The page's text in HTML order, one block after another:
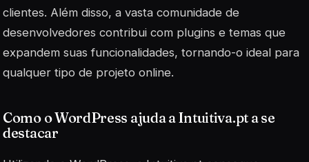
clientes. Além disso, a vasta comunidade de
desenvolvedores contribui com plugins e temas que
expandem suas funcionalidades, tornando-o ideal para
qualquer tipo de projeto online.
Como o WordPress ajuda a Intuitiva.pt a se
destacar